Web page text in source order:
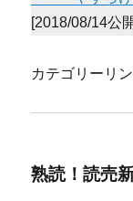
[2018/08/14公
カテゴリーリ
熟読！読売